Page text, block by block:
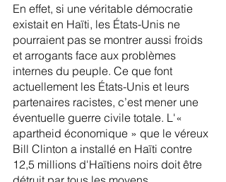
En effet, si une véritable démocratie
existait en Haïti, les États-Unis ne
pourraient pas se montrer aussi froids
et arrogants face aux problèmes
internes du peuple. Ce que font
actuellement les États-Unis et leurs
partenaires racistes, c’est mener une
éventuelle guerre civile totale. L'«
apartheid économique » que le véreux
Bill Clinton a installé en Haïti contre
12,5 millions d'Haïtiens noirs doit être